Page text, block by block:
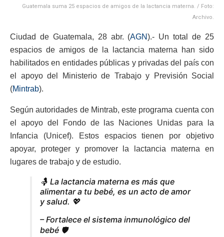
Guatemala suma 25 espacios de amigos de la lactancia materna. / Foto:
Archivo.
Ciudad de Guatemala, 28 abr. (AGN).- Un total de 25
espacios de amigos de la lactancia materna han sido
habilitados en entidades públicas y privadas del país con
el apoyo del Ministerio de Trabajo y Previsión Social
(Mintrab).
Según autoridades de Mintrab, este programa cuenta con
el apoyo del Fondo de las Naciones Unidas para la
Infancia (Unicef). Estos espacios tienen por objetivo
apoyar, proteger y promover la lactancia materna en
lugares de trabajo y de estudio.
🤱 La lactancia materna es más que
alimentar a tu bebé, es un acto de amor
y salud. 💖
– Fortalece el sistema inmunológico del
bebé 🛡️